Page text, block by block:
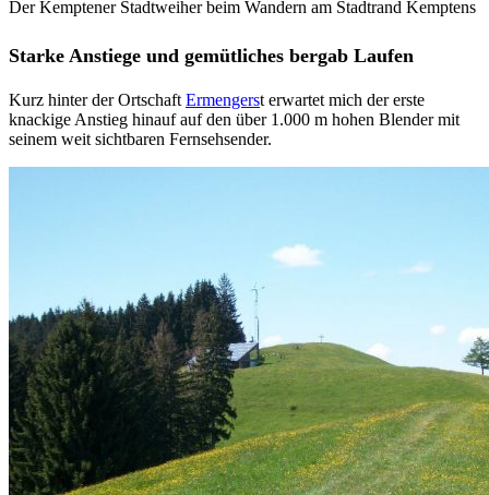
Der Kemptener Stadtweiher beim Wandern am Stadtrand Kemptens
Starke Anstiege und gemütliches bergab Laufen
Kurz hinter der Ortschaft Ermengerst erwartet mich der erste
knackige Anstieg hinauf auf den über 1.000 m hohen Blender mit
seinem weit sichtbaren Fernsehsender.